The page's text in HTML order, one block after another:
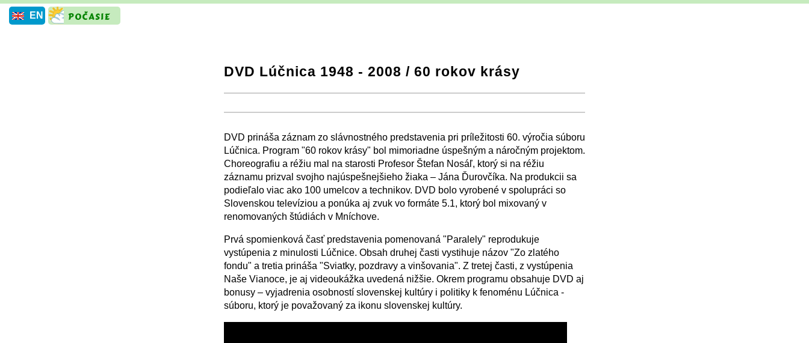
EN
DVD Lúčnica 1948 - 2008 / 60 rokov krásy
+ −
⛶
+
− ⛶
DVD prináša záznam zo slávnostného predstavenia pri príležitosti 60. výročia súboru
Lúčnica. Program "60 rokov krásy" bol mimoriadne úspešným a náročným projektom.
Choreografiu a réžiu mal na starosti Profesor Štefan Nosáľ, ktorý si na réžiu
záznamu prizval svojho najúspešnejšieho žiaka – Jána Ďurovčíka. Na produkcii sa
podieľalo viac ako 100 umelcov a technikov. DVD bolo vyrobené v spolupráci so
Slovenskou televíziou a ponúka aj zvuk vo formáte 5.1, ktorý bol mixovaný v
renomovaných štúdiách v Mníchove.
Prvá spomienková časť predstavenia pomenovaná "Paralely" reprodukuje
vystúpenia z minulosti Lúčnice. Obsah druhej časti vystihuje názov "Zo zlatého
fondu" a tretia prináša "Sviatky, pozdravy a vinšovania". Z tretej časti, z vystúpenia
Naše Vianoce, je aj videoukážka uvedená nižšie. Okrem programu obsahuje DVD aj
bonusy – vyjadrenia osobností slovenskej kultúry i politiky k fenoménu Lúčnica -
súboru, ktorý je považovaný za ikonu slovenskej kultúry.